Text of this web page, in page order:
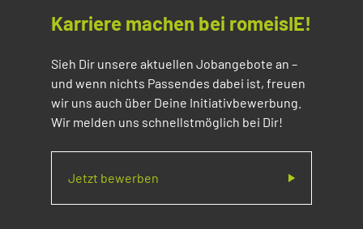
Karriere machen bei romeisIE!
Sieh Dir unsere aktuellen Jobangebote an –
und wenn nichts Passendes dabei ist, freuen
wir uns auch über Deine Initiativbewerbung.
Wir melden uns schnellstmöglich bei Dir!
Jetzt bewerben